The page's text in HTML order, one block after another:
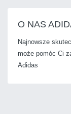
O NAS
Najnowsze
może pomóc Ci
Adidas